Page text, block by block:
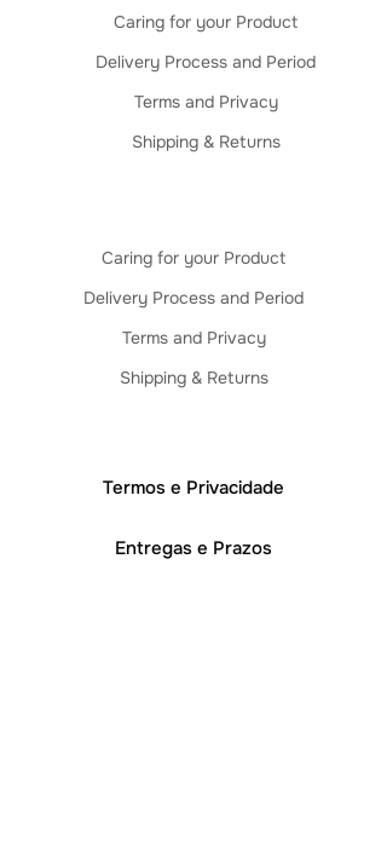
Caring for your Product
Delivery Process and Period
Terms and Privacy
Shipping & Returns
Caring for your Product
Delivery Process and Period
Terms and Privacy
Shipping & Returns
Termos e Privacidade
Entregas e Prazos